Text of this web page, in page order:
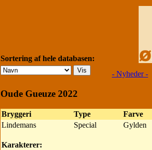
Sortering af hele databasen:
- Nyheder -
Oude Gueuze 2022
Bryggeri Type Farve
Lindemans
Special Gylden
Karakterer: